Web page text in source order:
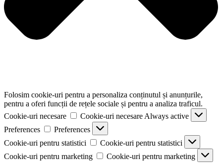
Folosim cookie-uri pentru a personaliza conținutul și anunțurile,
pentru a oferi funcții de rețele sociale și pentru a analiza traficul.
Cookie-uri necesare
Cookie-uri necesare Always active
Preferences
Preferences
Cookie-uri pentru statistici
Cookie-uri pentru statistici
Cookie-uri pentru marketing
Cookie-uri pentru marketing